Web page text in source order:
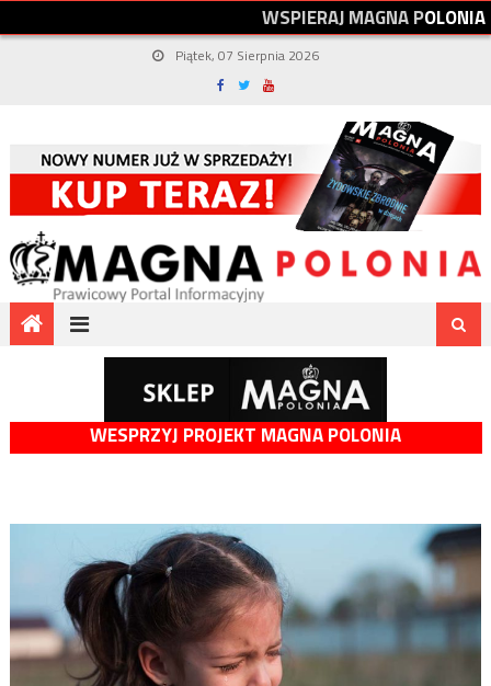
WSPIERAJMAGNAPOLONIA
Piątek, 07 Sierpnia 2026
WESPRZYJ PROJEKT MAGNA POLONIA